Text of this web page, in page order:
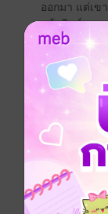
ออกมา แต่เข
หน้ากิลด์ของ
สามารถกับคนเ
ทั้งสองคนล้ว
สและฮาโรล
ขุนนาง แต่ก
ไม่ถึงมากกว่าเ
ทำไมเจ้าชา
อย่าง “ลูเรน
มาเจอกันที่ตร